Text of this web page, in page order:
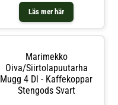
Läs mer här
Marimekko
Oiva/siirtolapuutarha
Mugg 4 Dl - Kaffekoppar
Stengods Svart